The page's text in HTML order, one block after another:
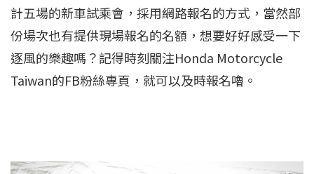
計五場的新車試乘會，採用網路報名的方式，當然部
份場次也有提供現場報名的名額，想要好好感受一下
逐風的樂趣嗎？記得時刻關注Honda Motorcycle
Taiwan的FB粉絲專頁，就可以及時報名嚕。